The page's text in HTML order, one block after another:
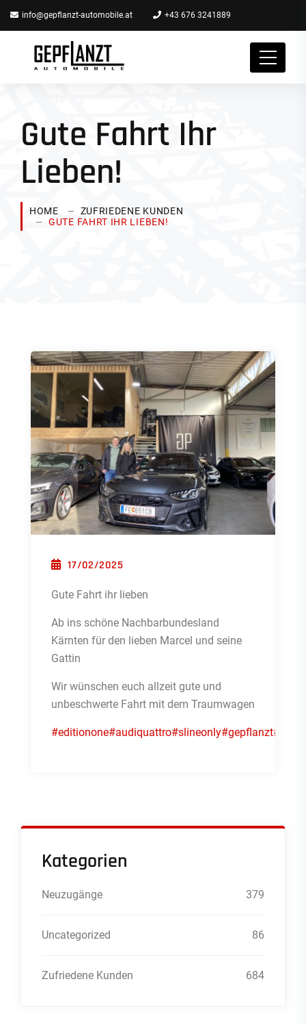
info@gepflanzt-automobile.at +43 676 3241889
Gute Fahrt Ihr
Lieben!
HOME
ZUFRIEDENE KUNDEN
GUTE FAHRT IHR LIEBEN!
POSTED ON
17/02/2025
Gute Fahrt ihr lieben
Ab ins schöne Nachbarbundesland
Kärnten für den lieben Marcel und seine
Gattin
Wir wünschen euch allzeit gute und
unbeschwerte Fahrt mit dem Traumwagen
#editionone#audiquattro#slineonly#gepflanzt
Kategorien
Neuzugänge 379
Uncategorized 86
Zufriedene Kunden 684